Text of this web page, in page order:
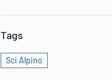
Tags
Sci Alpino